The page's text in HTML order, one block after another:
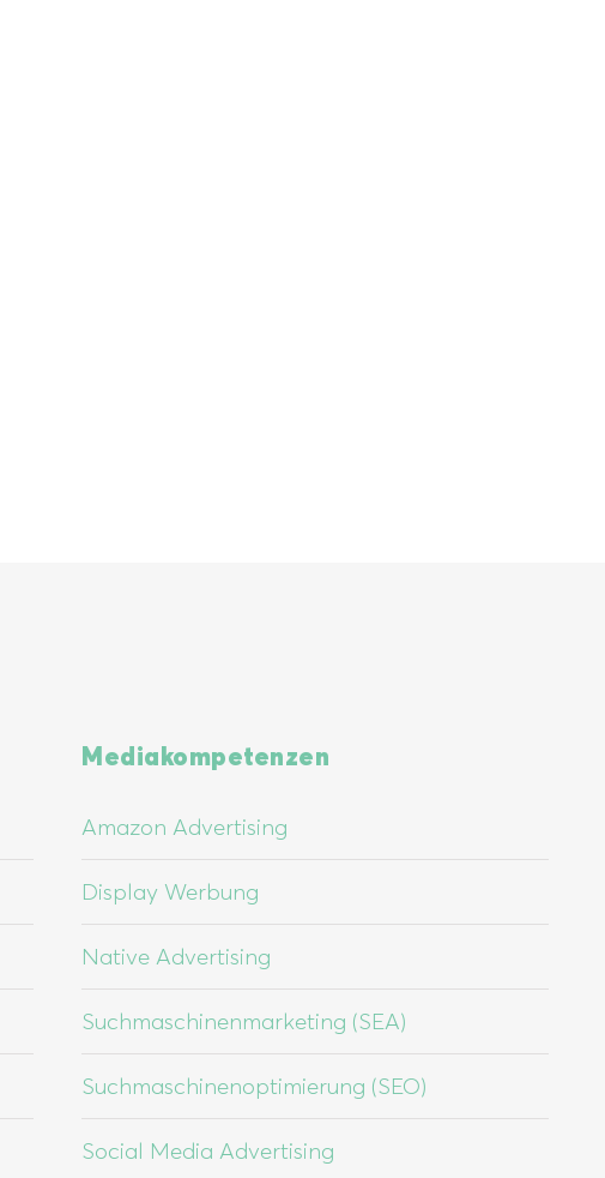
Mediakompetenzen
Amazon Advertising
Display Werbung
Native Advertising
Suchmaschinenmarketing (SEA)
Suchmaschinenoptimierung (SEO)
Social Media Advertising